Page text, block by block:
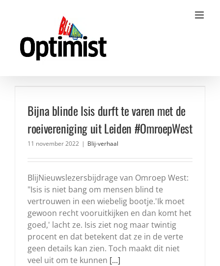
Bijna blinde Isis durft te varen met de
roeivereniging uit Leiden #OmroepWest
11 november 2022 | Blij-verhaal
BlijNieuwslezersbijdrage van Omroep West:
"Isis is niet bang om mensen blind te
vertrouwen in een wiebelig bootje.'Ik moet
gewoon recht vooruitkijken en dan komt het
goed,' lacht ze. Isis ziet nog maar twintig
procent en dat betekent dat ze in de verte
geen details kan zien. Toch maakt dit niet
veel uit om te kunnen [...]